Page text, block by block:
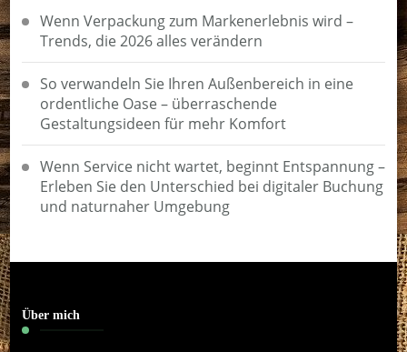
Wenn Verpackung zum Markenerlebnis wird –
Trends, die 2026 alles verändern
So verwandeln Sie Ihren Außenbereich in eine
ordentliche Oase – überraschende
Gestaltungsideen für mehr Komfort
Wenn Service nicht wartet, beginnt Entspannung –
Erleben Sie den Unterschied bei digitaler Buchung
und naturnaher Umgebung
Über mich